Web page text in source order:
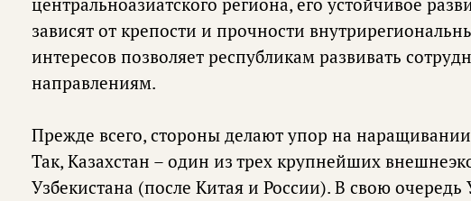
зависят от крепости и прочности
интересов позволяет республикам развивать
направлениям.
Прежде всего, стороны делают упор на
Так, Казахстан – один из трех крупнейших
Узбекистана (после Китая и России). В свою очередь